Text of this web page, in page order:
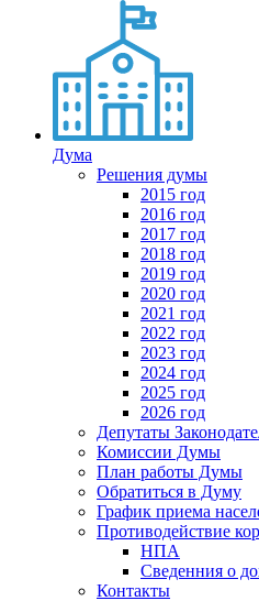
Дума
Решения думы
2015 год
2016 год
2017 год
2018 год
2019 год
2020 год
2021 год
2022 год
2023 год
2024 год
2025 год
2026 год
Депутаты
Комиссии Думы
План работы Думы
Обратиться в Думу
График приема
Противодействие
НПА
Сведенния о
Контакты